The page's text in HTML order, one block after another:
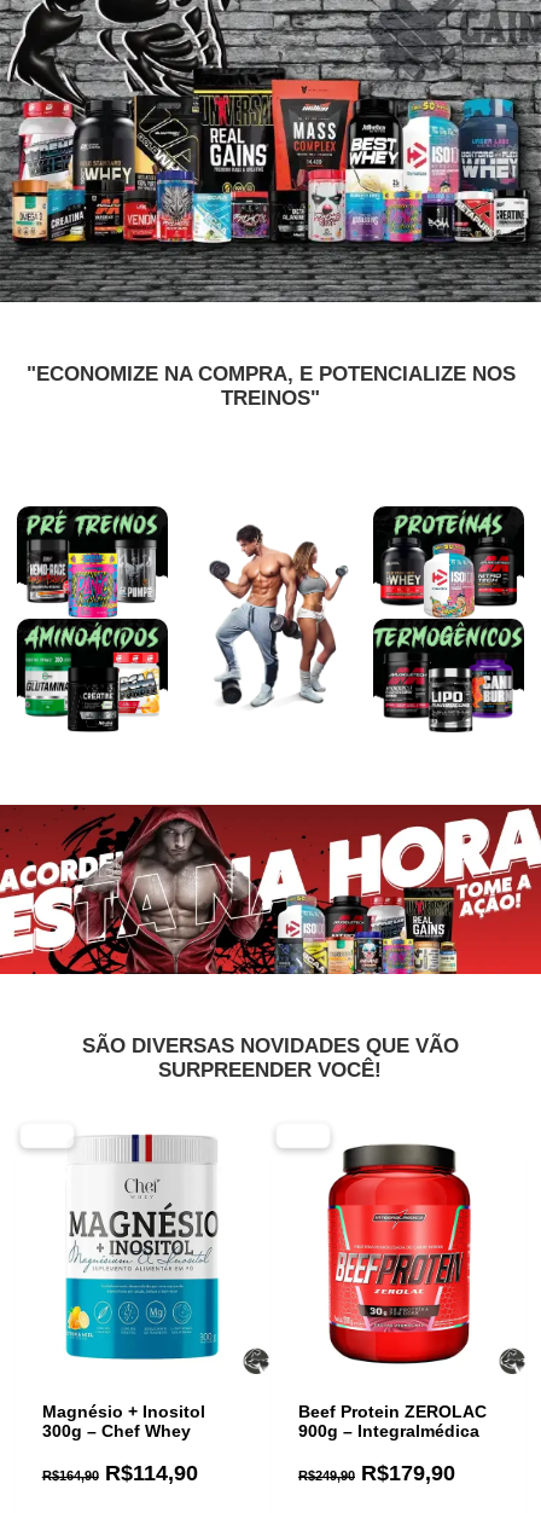
"ECONOMIZE NA COMPRA, E POTENCIALIZE NOS
TREINOS"
SÃO DIVERSAS NOVIDADES QUE VÃO
SURPREENDER VOCÊ!
Magnésio + Inositol
300g – Chef Whey
R$164,90 R$114,90
Beef Protein ZEROLAC
900g – Integralmédica
R$249,90 R$179,90